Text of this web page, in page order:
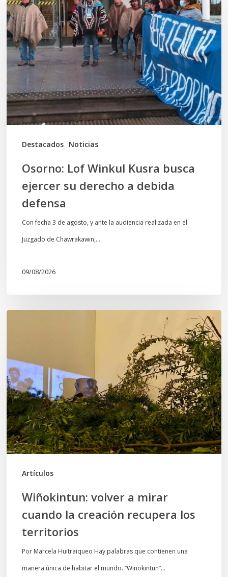
Destacados Noticias
Lof
Winkul
Kusra
busca
ejercer
su
derecho
a
debida
Osorno: Lof Winkul Kusra busca
ejercer su derecho a debida
defensa
Con fecha 3 de agosto, y ante la audiencia realizada en el
Juzgado de Chawrakawin,…
09/08/2026
Artículos
mirar
cuando
la
creación
recupera
los
territorios
Wiñokintun: volver a mirar
cuando la creación recupera los
territorios
Por Marcela Huitraiqueo Hay palabras que contienen una
manera única de habitar el mundo. “Wiñokintun”…